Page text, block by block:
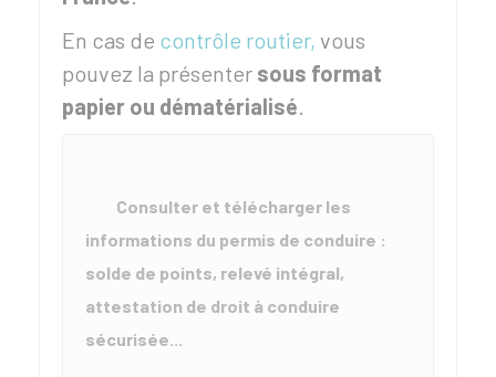
En cas de contrôle routier, vous
pouvez la présenter sous format
papier ou dématérialisé.
Consulter et télécharger les
informations du permis de conduire :
solde de points, relevé intégral,
attestation de droit à conduire
sécurisée...